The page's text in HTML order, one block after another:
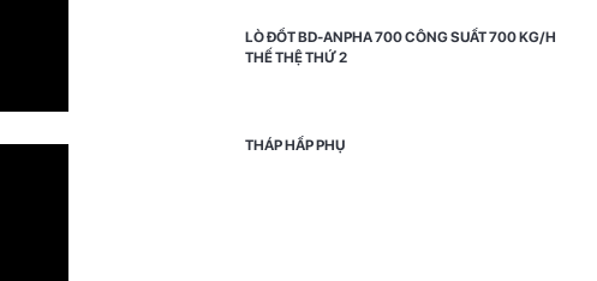
LÒ ĐỐT BD-ANPHA 700 CÔNG SUẤT 700 KG/H
THẾ THỆ THỨ 2
THÁP HẤP PHỤ